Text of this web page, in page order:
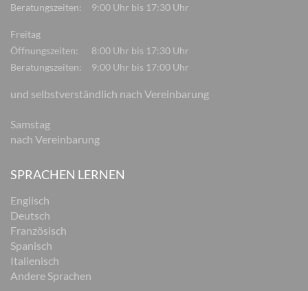
Beratungszeiten:
9:00 Uhr bis 17:30 Uhr
Freitag
Öffnungszeiten:
8:00 Uhr bis 17:30 Uhr
Beratungszeiten:
9:00 Uhr bis 17:00 Uhr
und selbstverständlich nach Vereinbarung
Samstag
nach Vereinbarung
SPRACHEN LERNEN
Englisch
Deutsch
Französisch
Spanisch
Italienisch
Andere Sprachen